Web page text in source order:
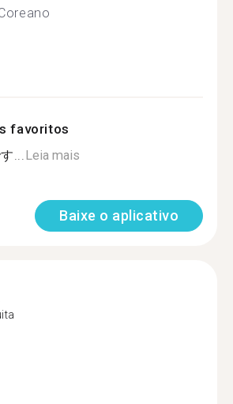
favoritos
... Leia mais
Baixe o aplicativo